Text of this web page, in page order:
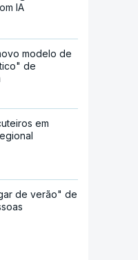
IA
modelo de
de
em
de verão" de